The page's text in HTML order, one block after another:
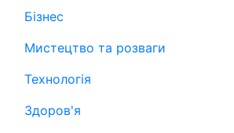
Бізнес
Мистецтво та розваги
Технологія
Здоров'я